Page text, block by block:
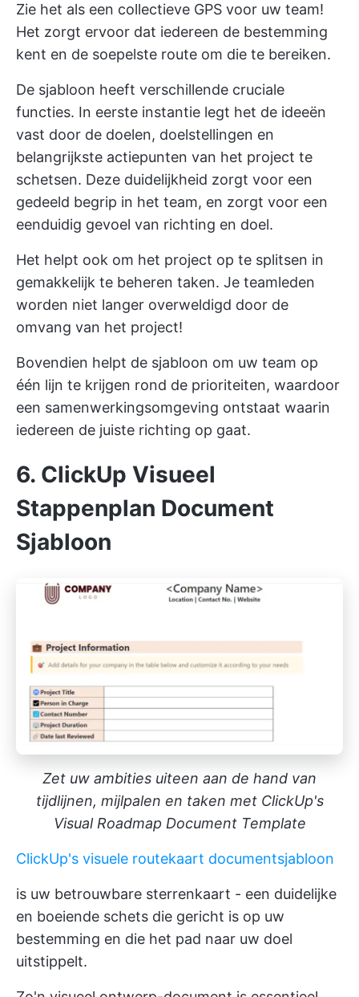
Zie het als een collectieve GPS voor uw team!
Het zorgt ervoor dat iedereen de bestemming
kent en de soepelste route om die te bereiken.
De sjabloon heeft verschillende cruciale
functies. In eerste instantie legt het de ideeën
vast door de doelen, doelstellingen en
belangrijkste actiepunten van het project te
schetsen. Deze duidelijkheid zorgt voor een
gedeeld begrip in het team, en zorgt voor een
eenduidig gevoel van richting en doel.
Het helpt ook om het project op te splitsen in
gemakkelijk te beheren taken. Je teamleden
worden niet langer overweldigd door de
omvang van het project!
Bovendien helpt de sjabloon om uw team op
één lijn te krijgen rond de prioriteiten, waardoor
een samenwerkingsomgeving ontstaat waarin
iedereen de juiste richting op gaat.
6. ClickUp Visueel
Stappenplan Document
Sjabloon
Zet uw ambities uiteen aan de hand van
tijdlijnen, mijlpalen en taken met ClickUp's
Visual Roadmap Document Template
ClickUp's visuele routekaart documentsjabloon
is uw betrouwbare sterrenkaart - een duidelijke
en boeiende schets die gericht is op uw
bestemming en die het pad naar uw doel
uitstippelt.